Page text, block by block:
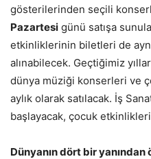
gösterilerinden seçili
Pazartesi günü satışa
etkinliklerinin biletleri de
alınabilecek. Geçtiğimiz
dünya müziği konserleri ve
aylık olarak satılacak. İş
başlayacak, çocuk
Dünyanın dört bir